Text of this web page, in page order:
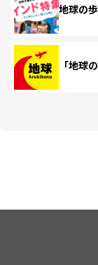
地球の
「地球